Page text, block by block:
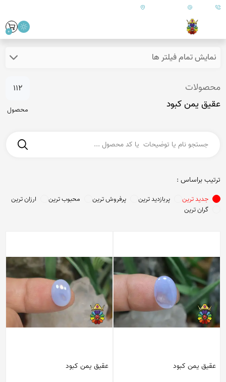
09179890157 ایران - فارس - کازرون
0
نمایش تمام فیلتر ها
محصولات
عقیق یمن کبود
112
محصول
ترتیب براساس :
جدید ترین پربازدید ترین پرفروش ترین محبوب ترین
ارزان ترین
گران ترین
عقیق یمن کبود عقیق یمن کبود